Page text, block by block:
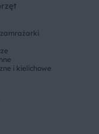
zamrażarki
i kielichowe